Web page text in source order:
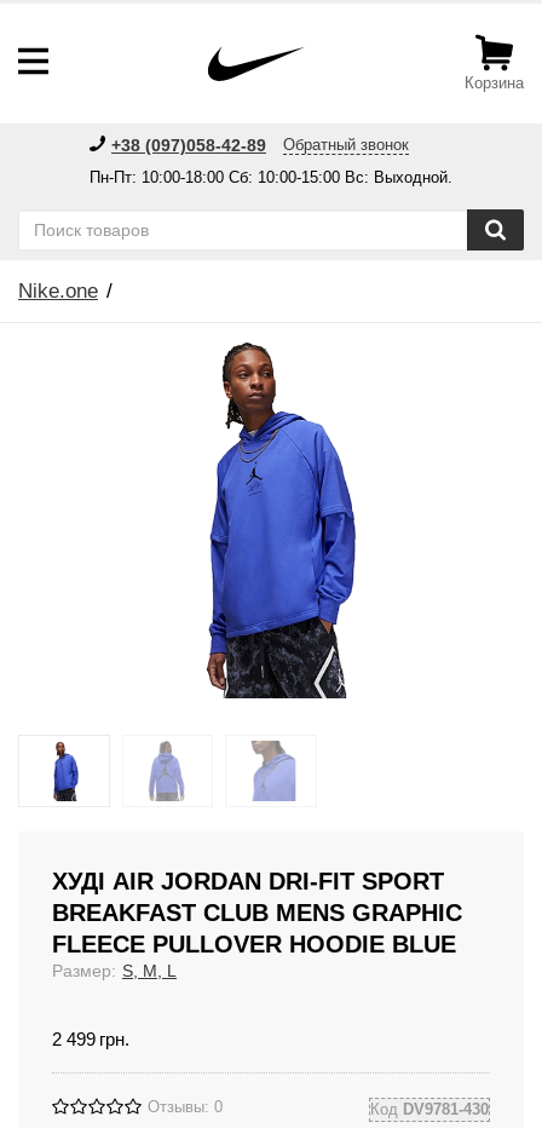
Корзина
+38 (097)058-42-89
Обратный звонок
Пн-Пт: 10:00-18:00 Сб: 10:00-15:00 Вс: Выходной.
Nike.one
ХУДІ AIR JORDAN DRI-FIT SPORT
BREAKFAST CLUB MENS GRAPHIC
FLEECE PULLOVER HOODIE BLUE
Размер: S, M, L
2 499 грн.
Отзывы: 0 Код DV9781-430